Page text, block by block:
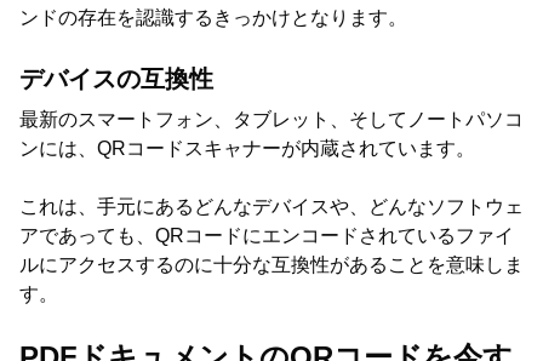
ンドの存在を認識するきっかけとなります。
デバイスの互換性
最新のスマートフォン、タブレット、そしてノートパソコ
ンには、QRコードスキャナーが内蔵されています。
これは、手元にあるどんなデバイスや、どんなソフトウェ
アであっても、QRコードにエンコードされているファイ
ルにアクセスするのに十分な互換性があることを意味しま
す。